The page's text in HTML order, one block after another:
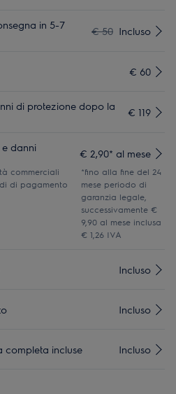
in 5-7
€ 50 Incluso
€ 60
di protezione dopo la
€ 119
e danni
€ 2,90* al mese
commerciali
di pagamento
*fino alla fine del 24
mese periodo di
garanzia legale,
successivamente €
9,90 al mese inclusa
€ 1,26 IVA
Incluso
Incluso
completa incluse Incluso